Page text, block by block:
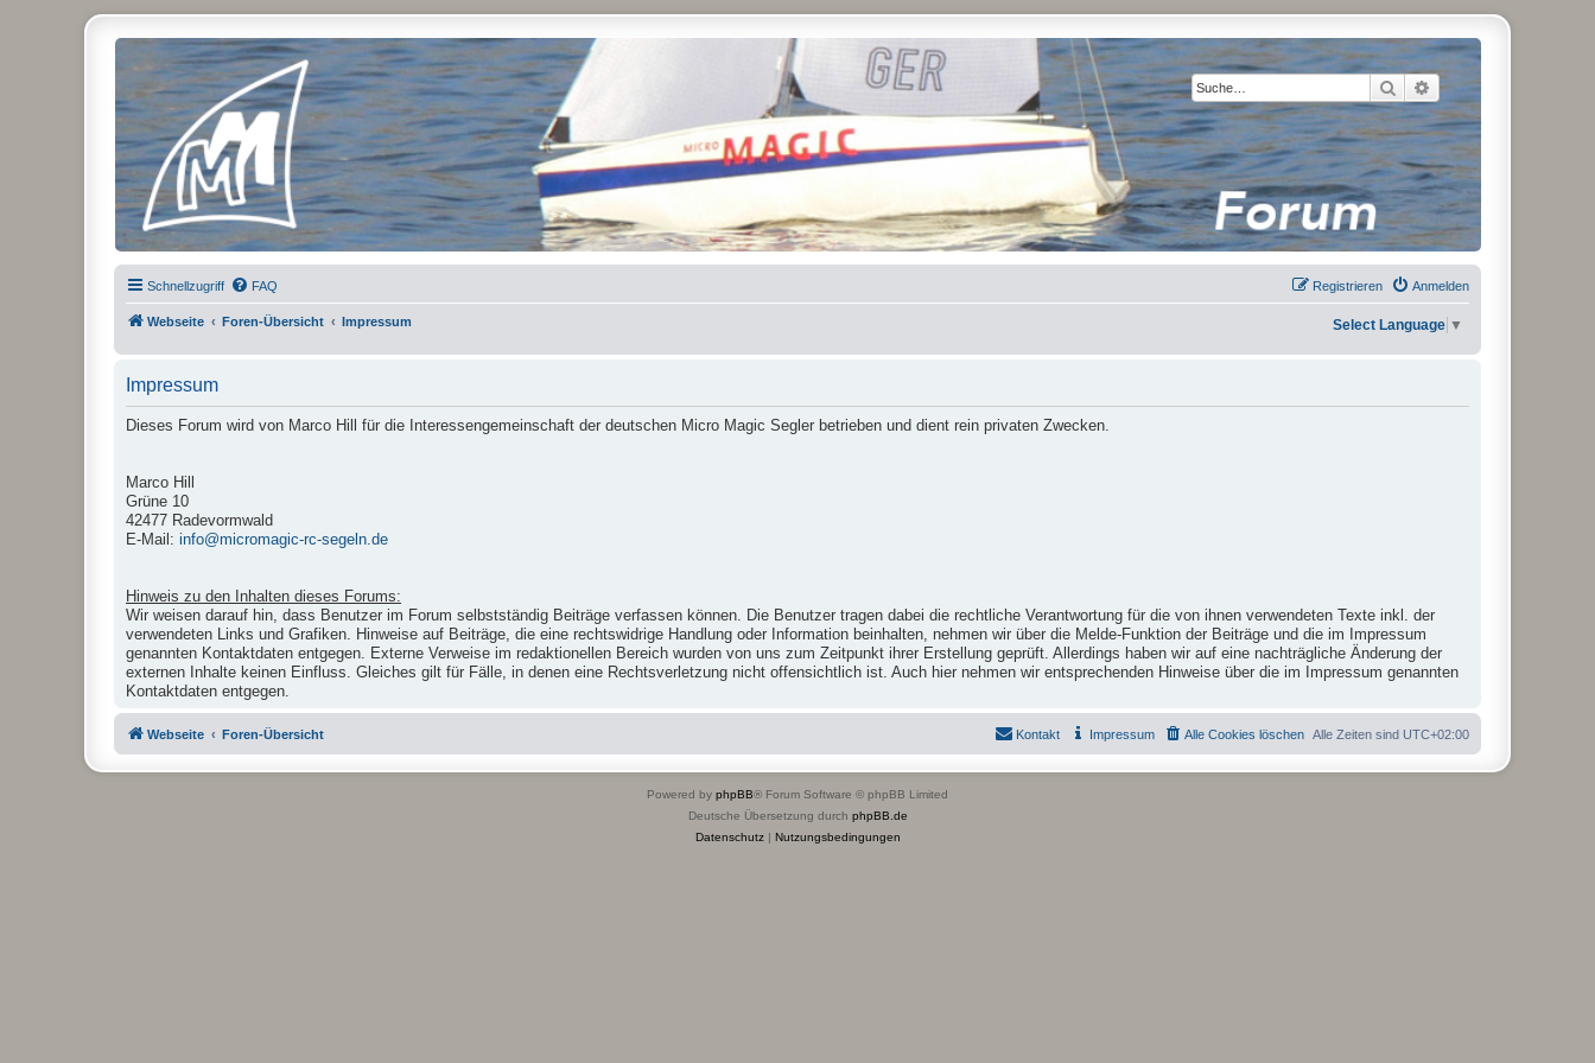
Suche Erweiterte Suche
Micro Magic Forum Deutschland
Schnellzugriff FAQ Anmelden
Registrieren
Webseite Foren-Übersicht Impressum Select Language ▼
Impressum
Dieses Forum wird von Marco Hill für die Interessengemeinschaft der deutschen Micro Magic Segler betrieben und dient rein privaten Zwecken.
Marco Hill
Grüne 10
42477 Radevormwald
E-Mail: info@micromagic-rc-segeln.de
Hinweis zu den Inhalten dieses Forums:
Wir weisen darauf hin, dass Benutzer im Forum selbstständig Beiträge verfassen können. Die Benutzer tragen dabei die rechtliche Verantwortung für die von ihnen verwendeten Texte inkl. der
verwendeten Links und Grafiken. Hinweise auf Beiträge, die eine rechtswidrige Handlung oder Information beinhalten, nehmen wir über die Melde-Funktion der Beiträge und die im Impressum
genannten Kontaktdaten entgegen. Externe Verweise im redaktionellen Bereich wurden von uns zum Zeitpunkt ihrer Erstellung geprüft. Allerdings haben wir auf eine nachträgliche Änderung der
externen Inhalte keinen Einfluss. Gleiches gilt für Fälle, in denen eine Rechtsverletzung nicht offensichtlich ist. Auch hier nehmen wir entsprechenden Hinweise über die im Impressum genannten
Kontaktdaten entgegen.
Webseite Foren-Übersicht Alle Zeiten sind UTC+02:00
Alle Cookies löschen
Impressum
Kontakt
Powered by phpBB® Forum Software © phpBB Limited
Deutsche Übersetzung durch phpBB.de
Datenschutz| Nutzungsbedingungen